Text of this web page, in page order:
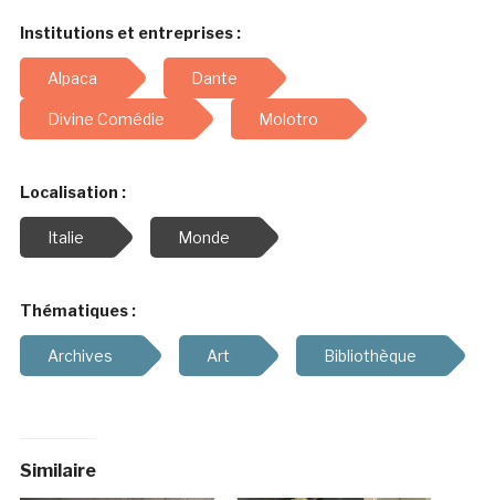
Institutions et entreprises :
Alpaca Dante
Divine Comédie Molotro
Localisation :
Italie Monde
Thématiques :
Archives Art Bibliothèque
Similaire